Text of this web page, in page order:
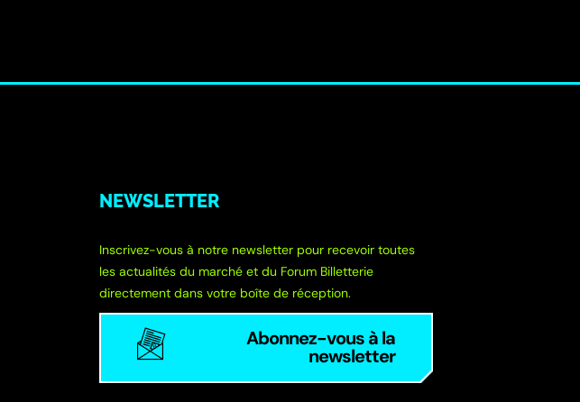
NEWSLETTER
Inscrivez-vous à notre newsletter pour recevoir toutes
les actualités du marché et du Forum Billetterie
directement dans votre boîte de réception.
Abonnez-vous à la
newsletter